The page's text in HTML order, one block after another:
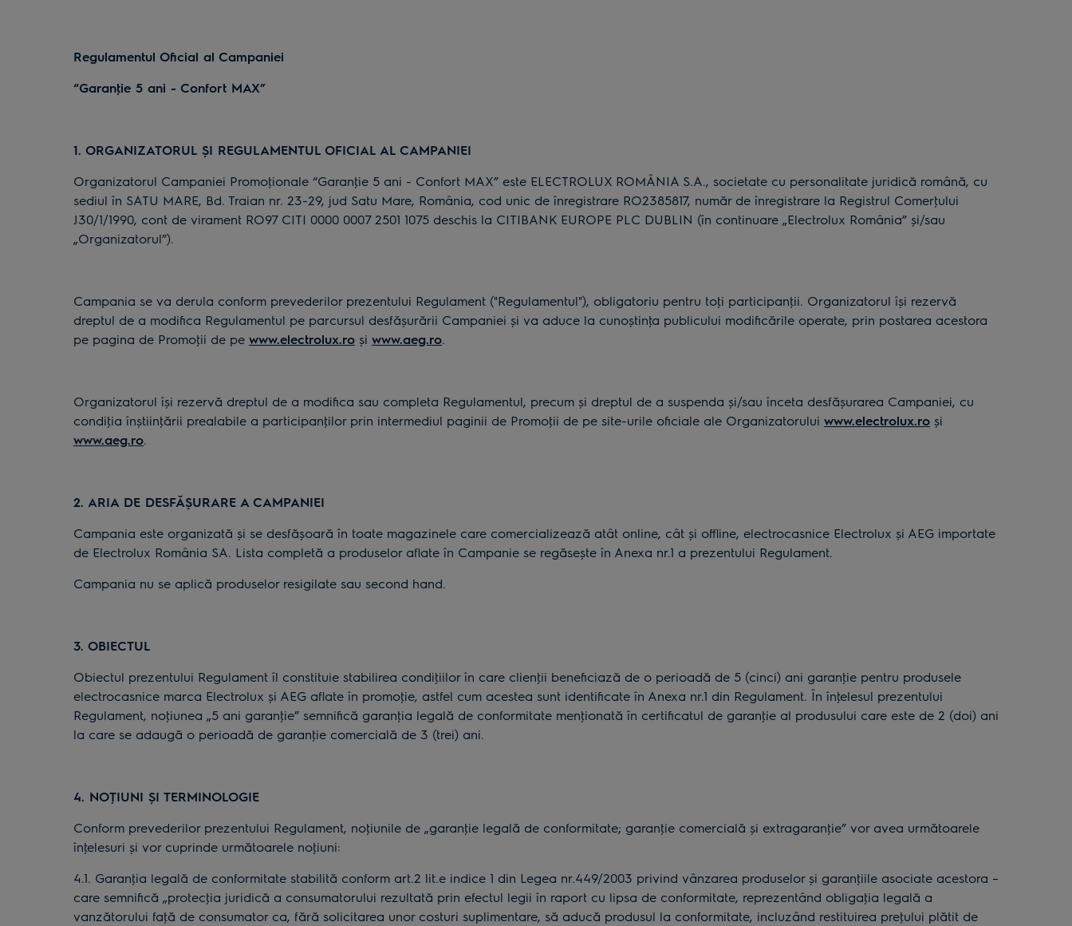
Regulamentul Oficial al Campaniei
“Garanţie 5 ani - Confort MAX”
1. ORGANIZATORUL ȘI REGULAMENTUL OFICIAL AL CAMPANIEI
Organizatorul Campaniei Promoţionale “Garanţie 5 ani - Confort MAX” este ELECTROLUX ROMÂNIA S.A., societate cu personalitate juridică română, cu
sediul în SATU MARE, Bd. Traian nr. 23-29, jud Satu Mare, România, cod unic de înregistrare RO2385817, număr de înregistrare la Registrul Comerţului
J30/1/1990, cont de virament RO97 CITI 0000 0007 2501 1075 deschis la CITIBANK EUROPE PLC DUBLIN (în continuare „Electrolux România” și/sau
„Organizatorul”).
Campania se va derula conform prevederilor prezentului Regulament ("Regulamentul"), obligatoriu pentru toţi participanţii. Organizatorul își rezervă
dreptul de a modifica Regulamentul pe parcursul desfășurării Campaniei și va aduce la cunoștinţa publicului modificările operate, prin postarea acestora
pe pagina de Promoţii de pe www.electrolux.ro și www.aeg.ro.
Organizatorul își rezervă dreptul de a modifica sau completa Regulamentul, precum și dreptul de a suspenda și/sau înceta desfășurarea Campaniei, cu
condiţia înștiinţării prealabile a participanţilor prin intermediul paginii de Promoţii de pe site-urile oficiale ale Organizatorului www.electrolux.ro și
www.aeg.ro.
2. ARIA DE DESFĂȘURARE A CAMPANIEI
Campania este organizată și se desfășoară în toate magazinele care comercializează atât online, cât și offline, electrocasnice Electrolux și AEG importate
de Electrolux România SA. Lista completă a produselor aflate în Campanie se regăsește în Anexa nr.1 a prezentului Regulament.
Campania nu se aplică produselor resigilate sau second hand.
3. OBIECTUL
Obiectul prezentului Regulament îl constituie stabilirea condiţiilor în care clienţii beneficiază de o perioadă de 5 (cinci) ani garanţie pentru produsele
electrocasnice marca Electrolux și AEG aflate în promoţie, astfel cum acestea sunt identificate în Anexa nr.1 din Regulament. În înţelesul prezentului
Regulament, noţiunea „5 ani garanţie” semnifică garanţia legală de conformitate menţionată în certificatul de garanţie al produsului care este de 2 (doi) ani
la care se adaugă o perioadă de garanţie comercială de 3 (trei) ani.
4. NOŢIUNI ȘI TERMINOLOGIE
Conform prevederilor prezentului Regulament, noţiunile de „garanţie legală de conformitate; garanţie comercială și extragaranţie” vor avea următoarele
înţelesuri și vor cuprinde următoarele noţiuni:
4.1. Garanţia legală de conformitate stabilită conform art.2 lit.e indice 1 din Legea nr.449/2003 privind vânzarea produselor și garanţiile asociate acestora –
care semnifică „protecţia juridică a consumatorului rezultată prin efectul legii în raport cu lipsa de conformitate, reprezentând obligaţia legală a
vanzătorului faţă de consumator ca, fără solicitarea unor costuri suplimentare, să aducă produsul la conformitate, incluzând restituirea preţului plătit de